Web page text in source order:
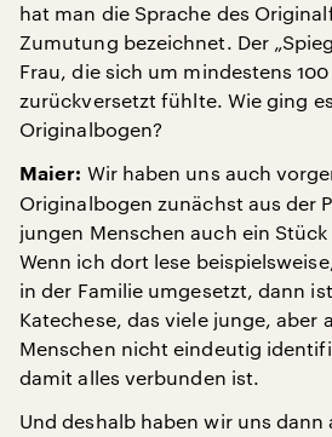
hat man die Sprache des
Zumutung bezeichnet. Der
Frau, die sich um mindestens
zurückversetzt fühlte. Wie ging
Originalbogen?
Maier: Wir haben uns auch
Originalbogen zunächst aus der
jungen Menschen auch ein
Wenn ich dort lese
in der Familie umgesetzt, dann
Katechese, das viele junge, aber
Menschen nicht eindeutig
damit alles verbunden ist.
Und deshalb haben wir uns dann